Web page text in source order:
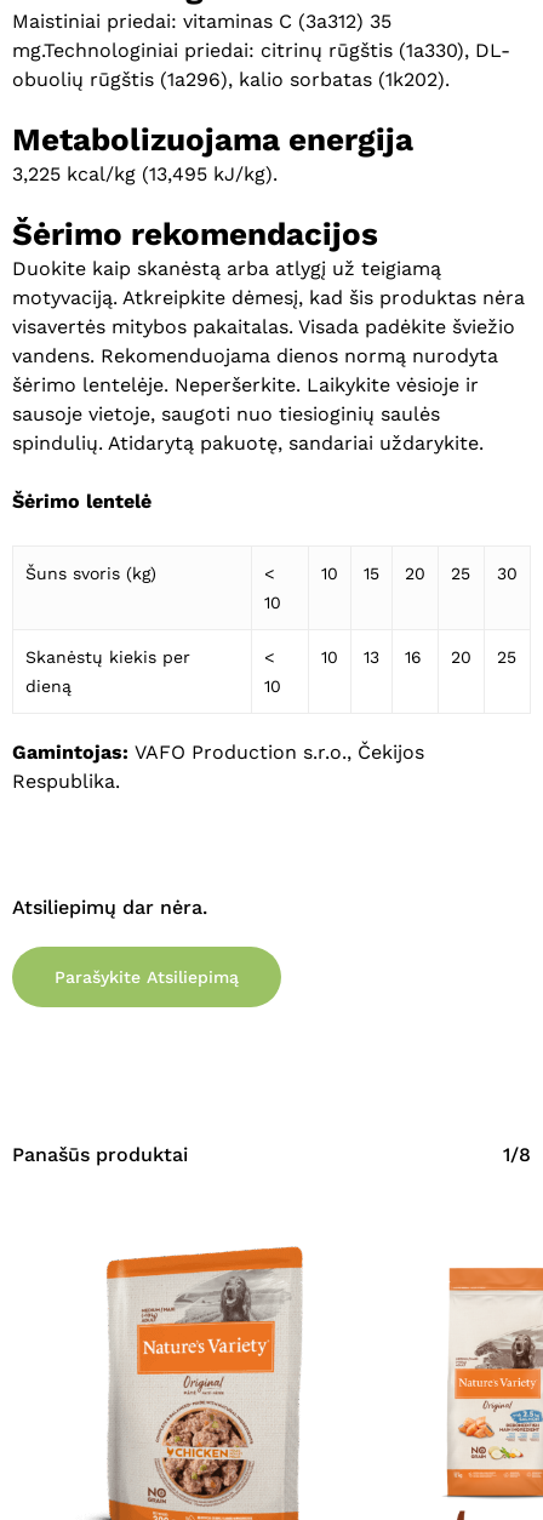
Krepšelyje nėra produktų.
Eiti Į Parduotuvę
Maistiniai priedai: vitaminas C (3a312) 35
mg.Technologiniai priedai: citrinų rūgštis (1a330), DL-
obuolių rūgštis (1a296), kalio sorbatas (1k202).
Metabolizuojama energija
3,225 kcal/kg (13,495 kJ/kg).
Šėrimo rekomendacijos
Duokite kaip skanėstą arba atlygį už teigiamą
motyvaciją. Atkreipkite dėmesį, kad šis produktas nėra
visavertės mitybos pakaitalas. Visada padėkite šviežio
vandens. Rekomenduojama dienos normą nurodyta
šėrimo lentelėje. Neperšerkite. Laikykite vėsioje ir
sausoje vietoje, saugoti nuo tiesioginių saulės
spindulių. Atidarytą pakuotę, sandariai uždarykite.
Šėrimo lentelė
Šuns svoris (kg)
<
10
10 15 20 25 30
Skanėstų kiekis per
dieną
<
10
10 13 16 20 25
Gamintojas: VAFO Production s.r.o., Čekijos
Respublika.
Atsiliepimų dar nėra.
Parašykite Atsiliepimą
Panašūs produktai 1/8